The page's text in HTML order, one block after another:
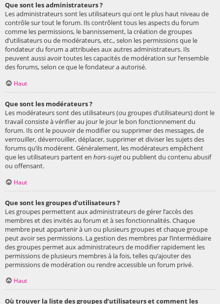
Que sont les administrateurs ?
Les administrateurs sont les utilisateurs qui ont le plus haut niveau de
contrôle sur tout le forum. Ils contrôlent tous les aspects du forum
comme les permissions, le bannissement, la création de groupes
d’utilisateurs ou de modérateurs, etc., selon les permissions que le
fondateur du forum a attribuées aux autres administrateurs. Ils
peuvent aussi avoir toutes les capacités de modération sur l’ensemble
des forums, selon ce que le fondateur a autorisé.
Haut
Que sont les modérateurs ?
Les modérateurs sont des utilisateurs (ou groupes d’utilisateurs) dont le
travail consiste à vérifier au jour le jour le bon fonctionnement du
forum. Ils ont le pouvoir de modifier ou supprimer des messages, de
verrouiller, déverrouiller, déplacer, supprimer et diviser les sujets des
forums qu’ils modèrent. Généralement, les modérateurs empêchent
que les utilisateurs partent en hors-sujetou publient du contenu abusif
ou offensant.
Haut
Que sont les groupes d’utilisateurs ?
Les groupes permettent aux administrateurs de gérer l’accès des
membres et des invités au forum et à ses fonctionnalités. Chaque
membre peut appartenir à un ou plusieurs groupes et chaque groupe
peut avoir ses permissions. La gestion des membres par l’intermédiaire
des groupes permet aux administrateurs de modifier rapidement les
permissions de plusieurs membres à la fois, telles qu’ajouter des
permissions de modération ou rendre accessible un forum privé.
Haut
Où trouver la liste des groupes d’utilisateurs et comment les